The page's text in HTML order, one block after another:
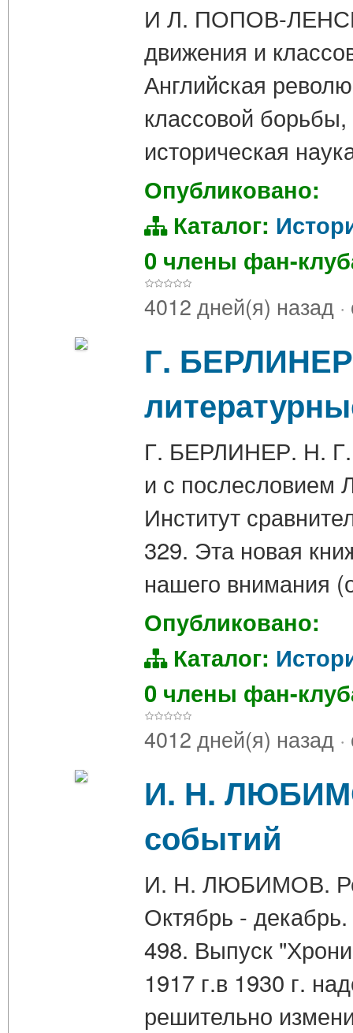
И Л. ПОПОВ-
движения и
Английская
классовой
историческая
Опубликовано:
Каталог:
0 члены фан-
4012 дней(я) назад ·
Г.
Г. БЕРЛИНЕР. Н. Г.
и с послесловием
Институт
329. Эта новая
нашего внимания
Опубликовано:
Каталог:
0 члены фан-
4012 дней(я) назад ·
И. Н.
событий
И. Н. ЛЮБИМОВ.
Октябрь -
498. Выпуск
1917 г.в 1930 г.
решительно